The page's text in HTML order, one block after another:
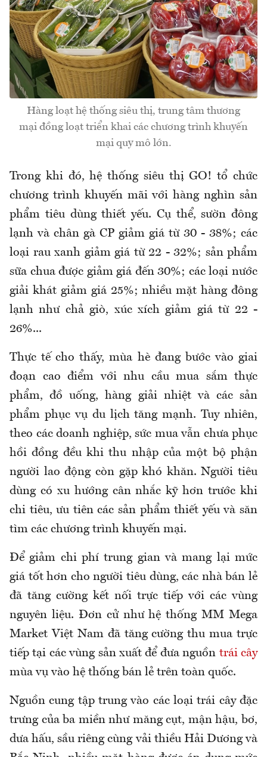
Hàng loạt hệ thống siêu thị, trung tâm thương
mại đồng loạt triển khai các chương trình khuyến
mại quy mô lớn.
Trong khi đó, hệ thống siêu thị GO! tổ chức
chương trình khuyến mãi với hàng nghìn sản
phẩm tiêu dùng thiết yếu. Cụ thể, sườn đông
lạnh và chân gà CP giảm giá từ 30 - 38%; các
loại rau xanh giảm giá từ 22 - 32%; sản phẩm
sữa chua được giảm giá đến 30%; các loại nước
giải khát giảm giá 25%; nhiều mặt hàng đông
lạnh như chả giò, xúc xích giảm giá từ 22 -
26%...
Thực tế cho thấy, mùa hè đang bước vào giai
đoạn cao điểm với nhu cầu mua sắm thực
phẩm, đồ uống, hàng giải nhiệt và các sản
phẩm phục vụ du lịch tăng mạnh. Tuy nhiên,
theo các doanh nghiệp, sức mua vẫn chưa phục
hồi đồng đều khi thu nhập của một bộ phận
người lao động còn gặp khó khăn. Người tiêu
dùng có xu hướng cân nhắc kỹ hơn trước khi
chi tiêu, ưu tiên các sản phẩm thiếtyếuvà săn
tìm các chương trình khuyến mại.
Để giảm chi phí trung gian và mang lại mức
giá tốt hơn cho người tiêu dùng, các nhà bán lẻ
đã tăng cường kết nối trực tiếp với các vùng
nguyên liệu. Đơn cử như hệ thống MM Mega
Market Việt Nam đã tăng cường thu mua trực
tiếp tại các vùng sản xuất để đưa nguồn trái cây
mùa vụ vào hệ thống bán lẻ trên toàn quốc.
Nguồn cung tập trung vào các loại trái cây đặc
trưng của ba miền như măng cụt, mận hậu, bơ,
dưa hấu, sầu riêng cùng vải thiều Hải Dương và